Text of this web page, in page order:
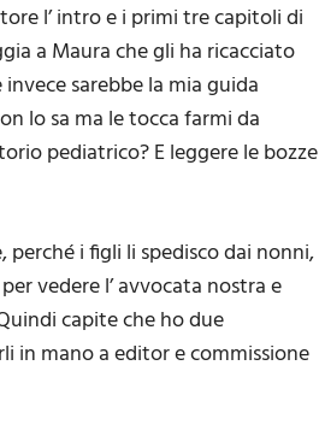
l’ intro e i primi tre capitoli di
a Maura che gli ha ricacciato
sarebbe la mia guida
lo sa ma le tocca farmi da
pediatrico? E leggere le bozze
perché i figli li spedisco dai nonni,
vedere l’ avvocata nostra e
capite che ho due
in mano a editor e commissione